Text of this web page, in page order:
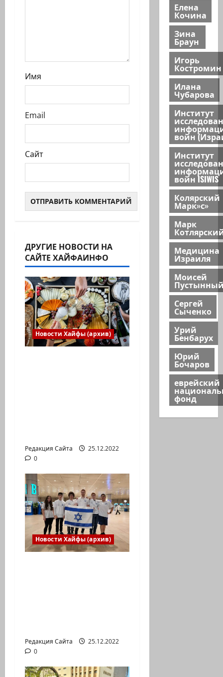
Имя
Email
Сайт
ДРУГИЕ НОВОСТИ НА
САЙТЕ ХАЙФАИНФО
Новости Хайфы (архив)
Редакция Сайта
25.12.2022
0
Новости Хайфы (архив)
Редакция Сайта
25.12.2022
0
Елена
Кочина
Зина
Браун
Игорь
Костромин
Илана
Чубарова
Институт
войн
Институт
войн ISIWIS
Колярский
Марк»с»
Марк
Медицина
Израиля
Моисей
Сергей
Сыченко
Урий
Бенбарух
Юрий
Бочаров
еврейский
фонд